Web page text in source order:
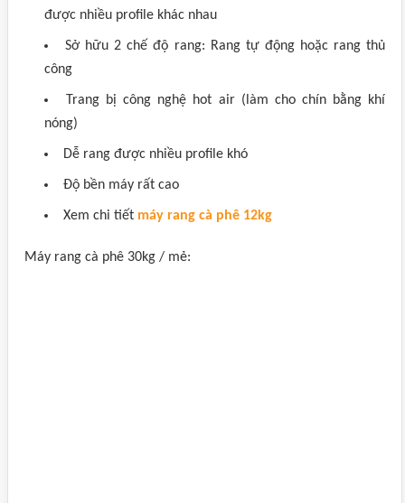
được nhiều profile khác nhau
Sở hữu 2 chế độ rang: Rang tự động hoặc rang thủ
công
Trang bị công nghệ hot air (làm cho chín bằng khí
nóng)
Dễ rang được nhiều profile khó
Độ bền máy rất cao
Xem chi tiết máy rang cà phê 12kg
Máy rang cà phê 30kg / mẻ: